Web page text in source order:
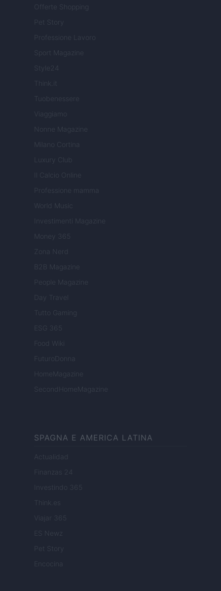
Offerte Shopping
Pet Story
Professione Lavoro
Sport Magazine
Style24
Think.it
Tuobenessere
Viaggiamo
Nonne Magazine
Milano Cortina
Luxury Club
Il Calcio Online
Professione mamma
World Music
Investimenti Magazine
Money 365
Zona Nerd
B2B Magazine
People Magazine
Day Travel
Tutto Gaming
ESG 365
Food Wiki
FuturoDonna
HomeMagazine
SecondHomeMagazine
SPAGNA E AMERICA LATINA
Actualidad
Finanzas 24
Investindo 365
Think.es
Viajar 365
ES Newz
Pet Story
Encocina